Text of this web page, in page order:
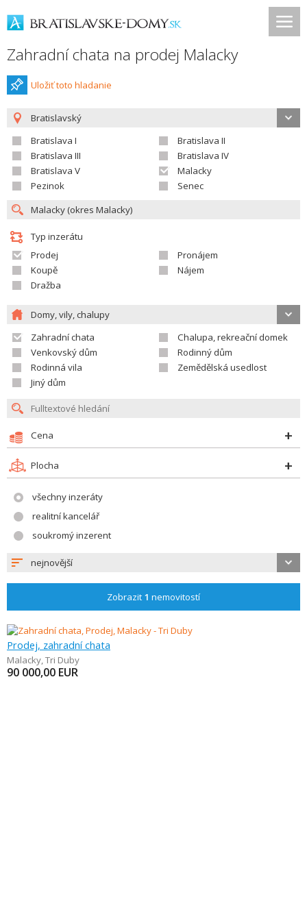
Zahradní chata na prodej Malacky
Uložiť toto hladanie
Bratislavský
Bratislava I
Bratislava II
Bratislava III
Bratislava IV
Bratislava V
Malacky
Pezinok
Senec
Typ inzerátu
Prodej
Pronájem
Koupě
Nájem
Dražba
Domy, vily, chalupy
Zahradní chata
Chalupa, rekreační domek
Venkovský dům
Rodinný dům
Rodinná vila
Zemědělská usedlost
Jiný dům
Cena
Plocha
všechny inzeráty
realitní kancelář
soukromý inzerent
nejnovější
Zobrazit 1 nemovitostí
Prodej, zahradní chata
Malacky,Tri Duby
90 000,00 EUR